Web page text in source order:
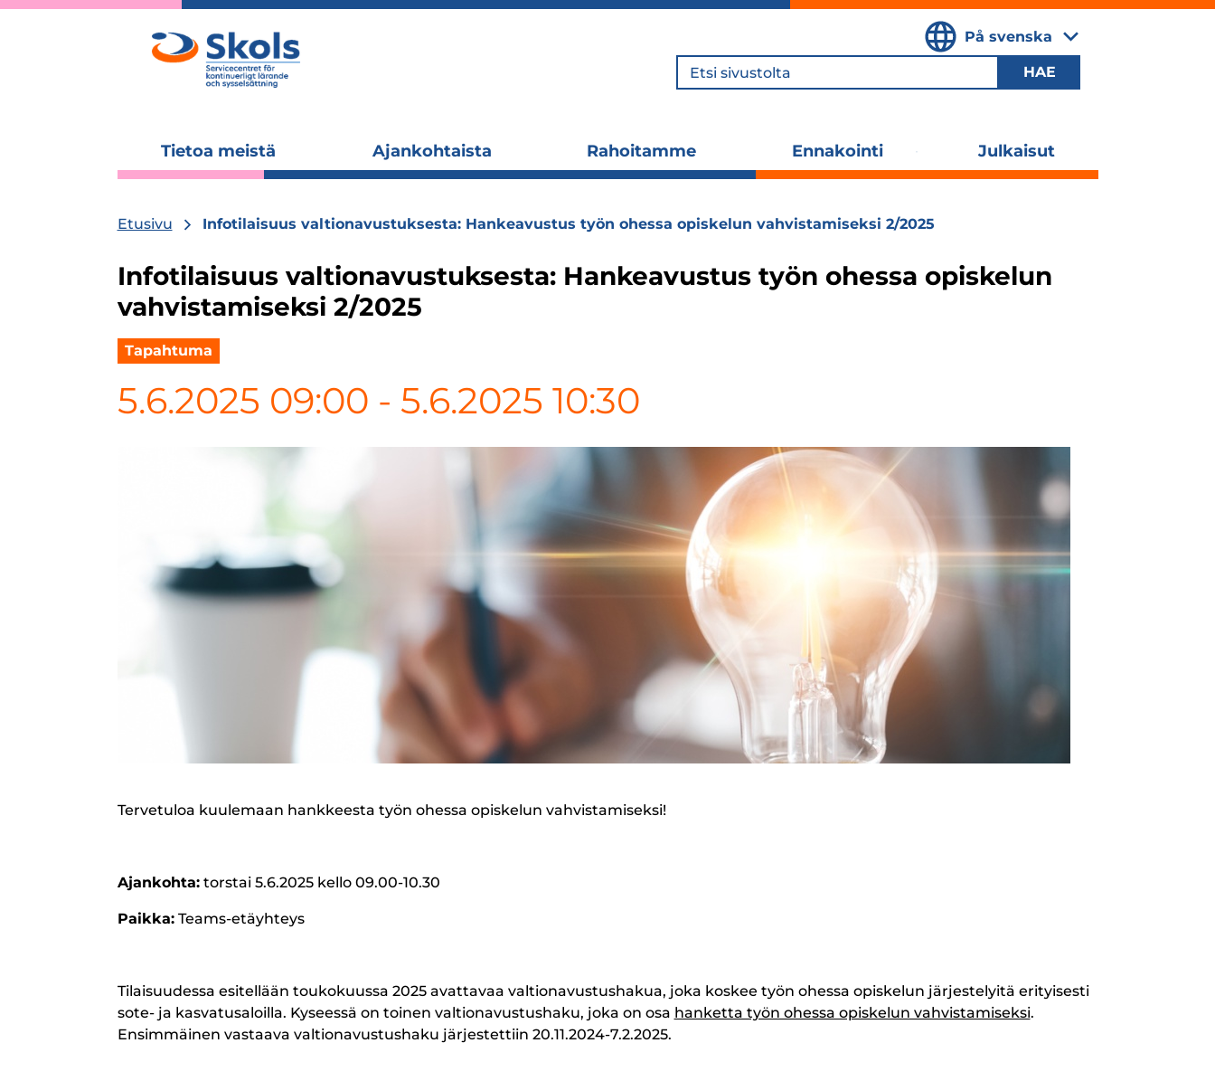
På svenska
Hae
Tietoa meistä
alavalikko
Ajankohtaista
alavalikko
Rahoitamme
alavalikko
Ennakointi
alavalikko
Julkaisut
Etusivu Infotilaisuus valtionavustuksesta: Hankeavustus työn ohessa opiskelun vahvistamiseksi 2/2025
Infotilaisuus valtionavustuksesta: Hankeavustus työn ohessa opiskelun
vahvistamiseksi 2/2025
Tapahtuma
5.6.2025 09:00 - 5.6.2025 10:30
Tervetuloa kuulemaan hankkeesta työn ohessa opiskelun vahvistamiseksi!
Ajankohta:torstai 5.6.2025 kello 09.00-10.30
Paikka:Teams-etäyhteys
Tilaisuudessa esitellään toukokuussa 2025 avattavaa valtionavustushakua, joka koskee työn ohessa opiskelun järjestelyitä erityisesti
sote- ja kasvatusaloilla. Kyseessä on toinen valtionavustushaku, joka on osa hanketta työn ohessa opiskelun vahvistamiseksi.
Ensimmäinen vastaava valtionavustushaku järjestettiin 20.11.2024-7.2.2025.